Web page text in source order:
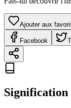
Ajouter aux
Facebook